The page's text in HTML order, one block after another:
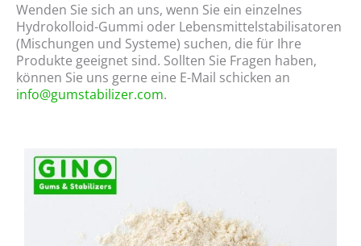
Wenden Sie sich an uns, wenn Sie ein einzelnes
Hydrokolloid-Gummi oder Lebensmittelstabilisatoren
(Mischungen und Systeme) suchen, die für Ihre
Produkte geeignet sind. Sollten Sie Fragen haben,
können Sie uns gerne eine E-Mail schicken an
info@gumstabilizer.com.